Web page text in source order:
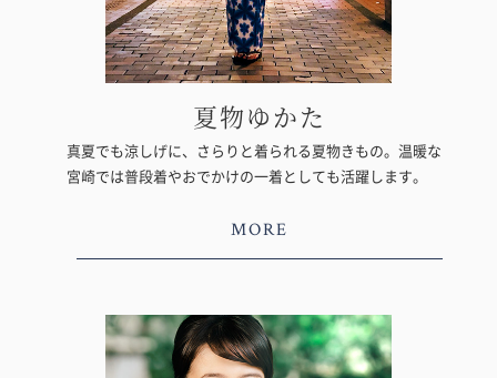
夏物ゆかた
真夏でも涼しげに、さらりと着られる夏物きもの。温暖な
宮崎では普段着やおでかけの一着としても活躍します。
MORE